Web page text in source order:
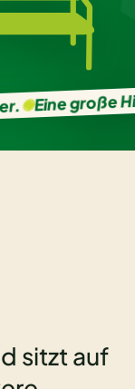
Eine große
sitzt auf